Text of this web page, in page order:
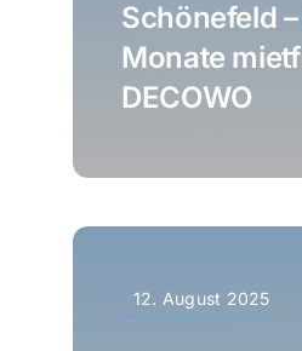
Schönefeld
Monate
DECOWO
12. August 2025